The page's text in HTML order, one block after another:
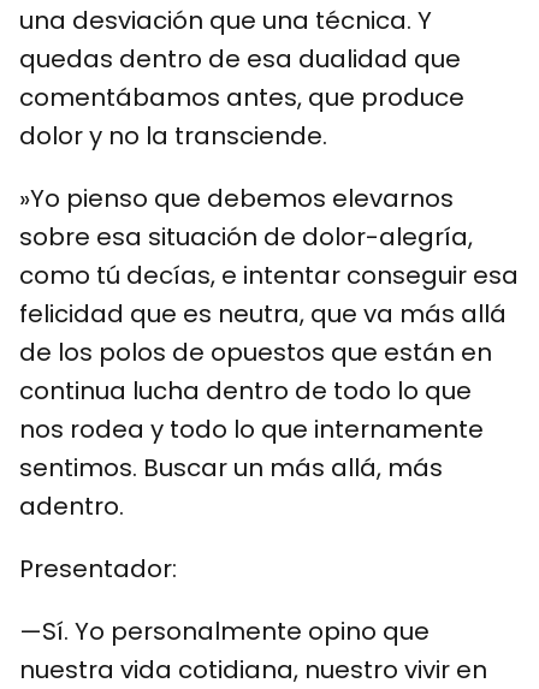
una desviación que una técnica. Y
quedas dentro de esa dualidad que
comentábamos antes, que produce
dolor y no la transciende.
»Yo pienso que debemos elevarnos
sobre esa situación de dolor-alegría,
como tú decías, e intentar conseguir esa
felicidad que es neutra, que va más allá
de los polos de opuestos que están en
continua lucha dentro de todo lo que
nos rodea y todo lo que internamente
sentimos. Buscar un más allá, más
adentro.
Presentador:
—Sí. Yo personalmente opino que
nuestra vida cotidiana, nuestro vivir en